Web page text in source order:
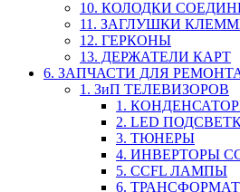
10. КОЛОДКИ
11. ЗАГЛУШКИ
12. ГЕРКОНЫ
13. ДЕРЖАТЕЛИ КАРТ
6. ЗАПЧАСТИ ДЛЯ
1. ЗиП ТЕЛЕВИЗОРОВ
1.
2. LED
3. ТЮНЕРЫ
4. ИНВЕРТОРЫ
5. CCFL ЛАМПЫ
6.